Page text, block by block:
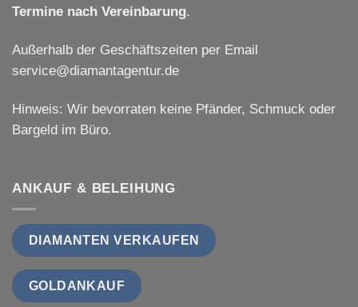
Termine nach Vereinbarung.
Außerhalb der Geschäftszeiten per Email
service@diamantagentur.de
Hinweis: Wir bevorraten keine Pfänder, Schmuck oder
Bargeld im Büro.
ANKAUF & BELEIHUNG
DIAMANTEN VERKAUFEN
GOLDANKAUF